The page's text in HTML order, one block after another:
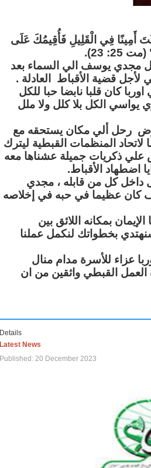
أَمِينًا فِي الْقَلِيلِ فَأُقِيمُكَ عَلَى
23).
مجدي يوسف الي السماء بعد
قضية الأقباط العادلة .
كان قلبا نابضا حبا للكل
يواسي الكل بلا كلل ولا ملل
رحل ألي مكان يستحقه مع
المنظمات القبطية ليترك
علي ذكريات جميلة عشناها معه
اضطهاد الأقباط.
داخل كل من قابله ، مجدي
عظيما في حبه في إخلاصه
بمكانه اللائق بين
بخطواتك لنكمل عملنا
عزاء للأسرة مدام منال
العمل القبطي واثقين من ان
Details
Latest News
Published: 20 December 2023